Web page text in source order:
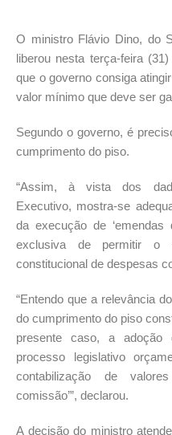
O ministro Flávio Dino, do
liberou nesta terça-feira
que o governo consiga
valor mínimo que deve ser
Segundo o governo, é
cumprimento do piso.
“Assim, à vista dos
Executivo, mostra-se
da execução de ‘emendas
exclusiva de permitir o
constitucional de despesas
“Entendo que a relevância
do cumprimento do piso
presente caso, a adoção
processo legislativo
contabilização de
comissão’”, declarou.
A decisão do ministro